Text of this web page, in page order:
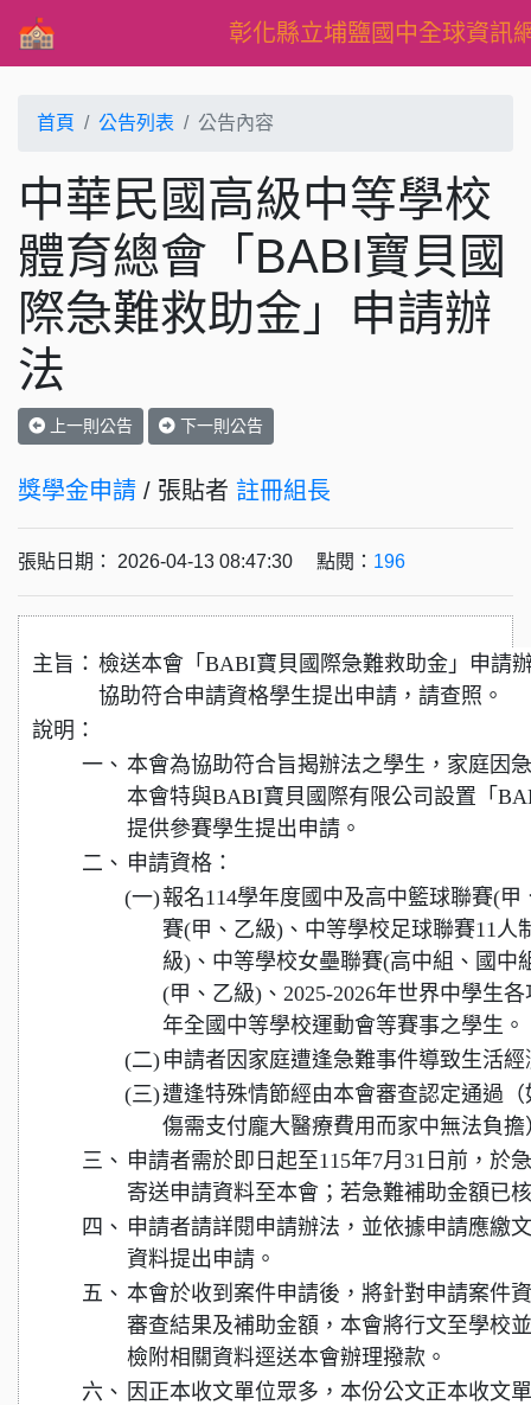
彰化縣立埔鹽國中全球資訊
首頁 公告列表 公告內容
中華民國高級中等學校
體育總會「BABI寶貝國
際急難救助金」申請辦
法
上一則公告 下一則公告
獎學金申請 / 張貼者 註冊組長
張貼日期： 2026-04-13 08:47:30 點閱： 196
主旨： 檢送本會「BABI寶貝國際急難救助金」申請
協助符合申請資格學生提出申請，請查照。
說明：
一、 本會為協助符合旨揭辦法之學生，家庭因
本會特與BABI寶貝國際有限公司設置「
提供參賽學生提出申請。
二、 申請資格：
(一)報名114學年度國中及高中籃球聯賽(
賽(甲、乙級)、中等學校足球聯賽11人
級)、中等學校女壘聯賽(高中組、國中
(甲、乙級)、2025-2026年世界中學生
年全國中等學校運動會等賽事之學生。
(二) 申請者因家庭遭逢急難事件導致生活
(三)遭逢特殊情節經由本會審查認定通過
傷需支付龐大醫療費用而家中無法負擔
三、 申請者需於即日起至115年7月31日前，於
寄送申請資料至本會；若急難補助金額已
四、 申請者請詳閱申請辦法，並依據申請應繳
資料提出申請。
五、 本會於收到案件申請後，將針對申請案件
審查結果及補助金額，本會將行文至學校
檢附相關資料逕送本會辦理撥款。
六、 因正本收文單位眾多，本份公文正本收文